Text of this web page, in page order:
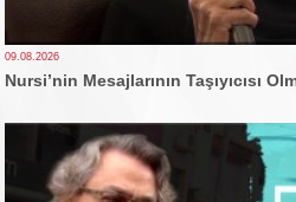
09.08.2026
Nursi’nin Mesajlarının Taşıyıcısı